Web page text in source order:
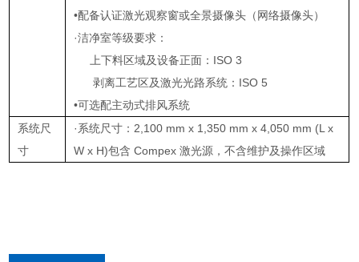
•配备认证激光观察窗或全景摄像头（网络摄像头）
·洁净室等级要求：
上下料区域及设备正面：ISO 3
剥离工艺区及激光光路系统：ISO 5
•可选配主动式排风系统
系统尺
寸
·系统尺寸：2,100 mm x 1,350 mm x 4,050 mm (L x
W x H)包含 Compex 激光源，不含维护及操作区域